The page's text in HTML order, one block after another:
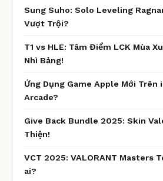
Sung Suho: Solo Leveling
Vượt Trội?
T1 vs HLE: Tâm Điểm LCK Mùa
Nhì Bảng!
Ứng Dụng Game Apple Mới Trên
Arcade?
Give Back Bundle 2025: Skin
Thiện!
VCT 2025: VALORANT Masters
ai?